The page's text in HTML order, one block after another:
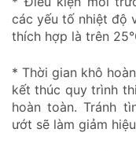
các yếu tố nhiệt độ
thích hợp là trên
* Thời gian khô
kết thúc quy trình
hoàn toàn. Tránh
ướt sẽ làm giảm